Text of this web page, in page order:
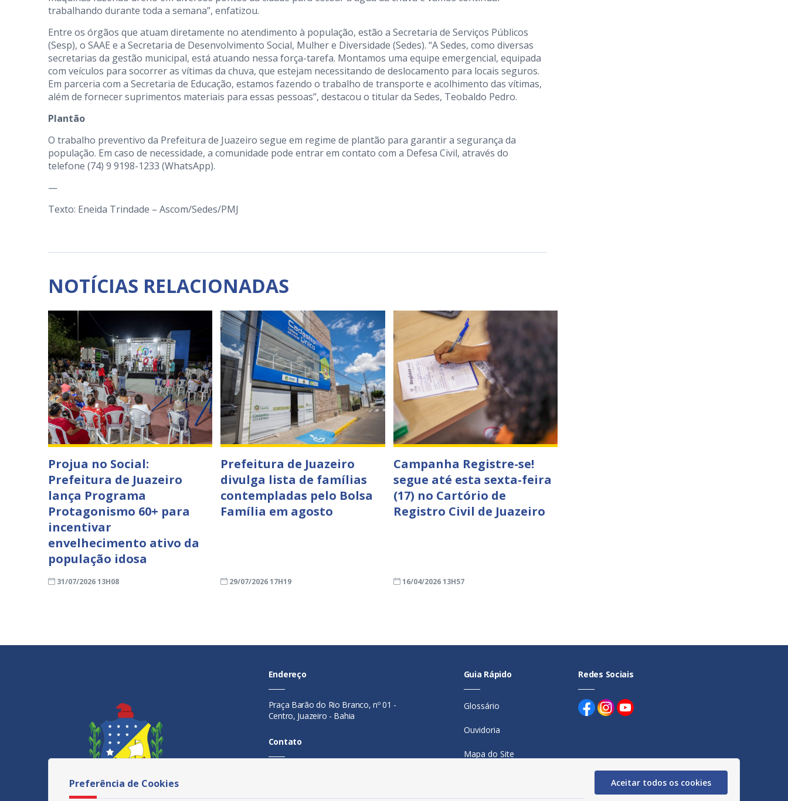
trabalhando durante toda a semana”, enfatizou.
Entre os órgãos que atuam diretamente no atendimento à população, estão a Secretaria de Serviços Públicos
(Sesp), o SAAE e a Secretaria de Desenvolvimento Social, Mulher e Diversidade (Sedes). “A Sedes, como diversas
secretarias da gestão municipal, está atuando nessa força-tarefa. Montamos uma equipe emergencial, equipada
com veículos para socorrer as vítimas da chuva, que estejam necessitando de deslocamento para locais seguros.
Em parceria com a Secretaria de Educação, estamos fazendo o trabalho de transporte e acolhimento das vítimas,
além de fornecer suprimentos materiais para essas pessoas”, destacou o titular da Sedes, Teobaldo Pedro.
Plantão
O trabalho preventivo da Prefeitura de Juazeiro segue em regime de plantão para garantir a segurança da
população. Em caso de necessidade, a comunidade pode entrar em contato com a Defesa Civil, através do
telefone (74) 9 9198-1233 (WhatsApp).
—
Texto: Eneida Trindade – Ascom/Sedes/PMJ
NOTÍCIAS RELACIONADAS
Projua no Social:
Prefeitura de Juazeiro
lança Programa
Protagonismo 60+ para
incentivar
envelhecimento ativo da
população idosa
31/07/2026 13H08
Prefeitura de Juazeiro
divulga lista de famílias
contempladas pelo Bolsa
Família em agosto
29/07/2026 17H19
Campanha Registre-se!
segue até esta sexta-feira
(17) no Cartório de
Registro Civil de Juazeiro
16/04/2026 13H57
Endereço
Praça Barão do Rio Branco, nº 01 -
Centro, Juazeiro - Bahia
Contato
Guia Rápido
Glossário
Ouvidoria
Mapa do Site
Redes Sociais
Preferência de Cookies Aceitar todos os cookies